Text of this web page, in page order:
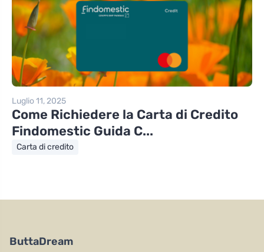
Luglio 11, 2025
Come Richiedere la Carta di Credito
Findomestic Guida C...
Carta di credito
ButtaDream